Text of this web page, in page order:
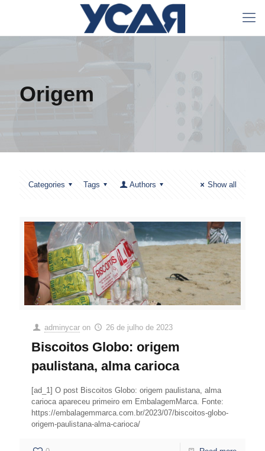
Origem
Categories Tags Authors Show all
adminycar on 26 de julho de 2023
Biscoitos Globo: origem
paulistana, alma carioca
[ad_1] O post Biscoitos Globo: origem paulistana, alma
carioca apareceu primeiro em EmbalagemMarca. Fonte:
https://embalagemmarca.com.br/2023/07/biscoitos-globo-
origem-paulistana-alma-carioca/